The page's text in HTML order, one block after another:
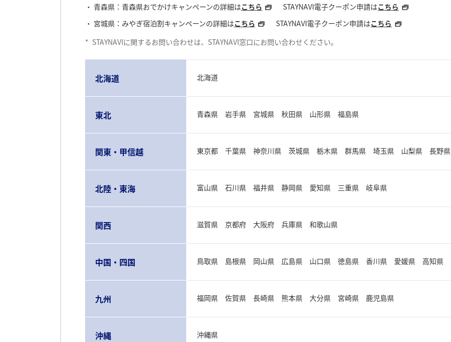
青森県：青森県おでかけキャンペーンの詳細はこちら STAYNAVI電子クーポン申請はこちら
宮城県：みやぎ宿泊割キャンペーンの詳細はこちら STAYNAVI電子クーポン申請はこちら
* STAYNAVIに関するお問い合わせは、STAYNAVI窓口にお問い合わせください。
北海道 北海道
東北 青森県 岩手県 宮城県 秋田県 山形県 福島県
関東・甲信越 東京都 千葉県 神奈川県 茨城県 栃木県 群馬県 埼玉県 山梨県 長野
北陸・東海 富山県 石川県 福井県 静岡県 愛知県 三重県 岐阜県
関西 滋賀県 京都府 大阪府 兵庫県 和歌山県
中国・四国 鳥取県 島根県 岡山県 広島県 山口県 徳島県 香川県 愛媛県 高知県
九州 福岡県 佐賀県 長崎県 熊本県 大分県 宮崎県 鹿児島県
沖縄 沖縄県